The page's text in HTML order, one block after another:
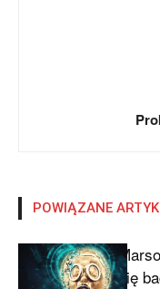
POWIĄZANE
się